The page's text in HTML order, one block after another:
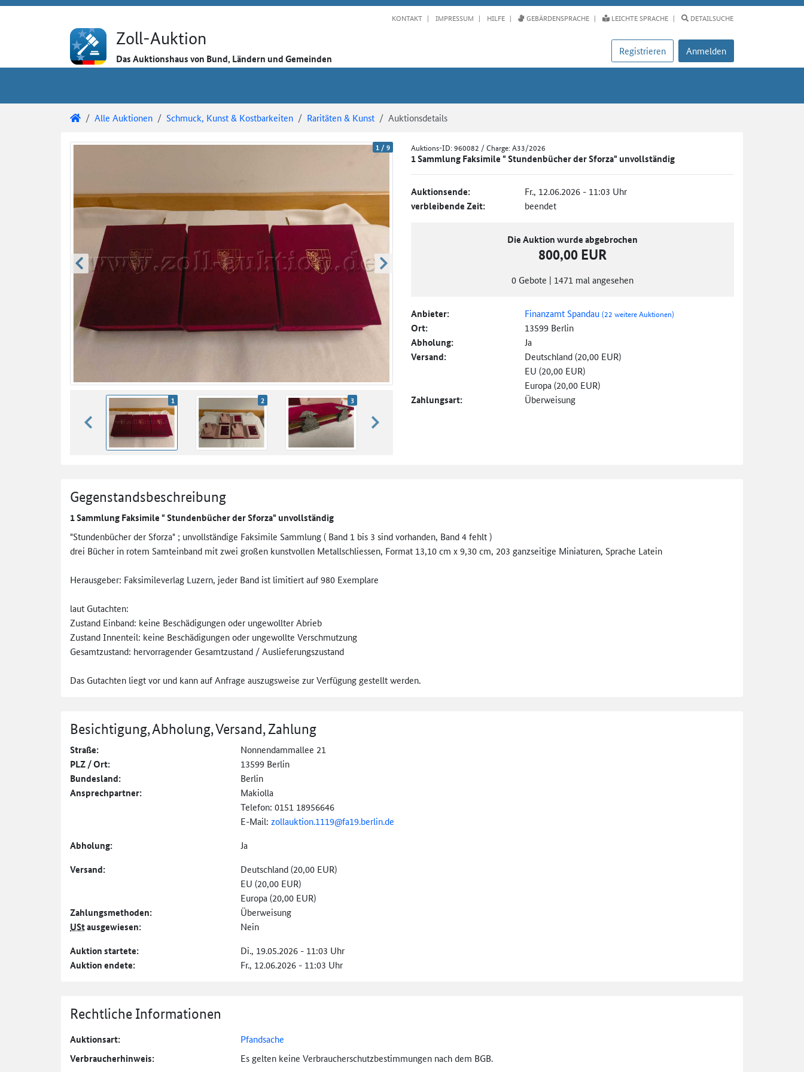
KONTAKT IMPRESSUM HILFE GEBÄRDENSPRACHE LEICHTE SPRACHE DETAILSUCHE
Zoll-Auktion
Das Auktionshaus von Bund, Ländern und Gemeinden
Registrieren Anmelden
Zoll-Auktion
Alle Auktionen Schmuck, Kunst & Kostbarkeiten Raritäten & Kunst Auktionsdetails
Auktionsdetails
Auktionsüberblick 1 /9
zurück blättern weiter blättern
zurück blättern
1 2 3
weiter blättern
Auktions-ID:960082 / Charge: A33/2026
1 Sammlung Faksimile " Stundenbücher der Sforza" unvollständig
Auktionsende: Fr., 12.06.2026 - 11:03 Uhr
verbleibende Zeit: beendet
Die Auktion wurde abgebrochen
800,00 EUR
0 Gebote | 1471 mal angesehen
Anbieter: Finanzamt Spandau (22 weitere Auktionen)
Ort: 13599 Berlin
Abholung: Ja
Versand:
Deutschland (20,00 EUR)
EU (20,00 EUR)
Europa (20,00 EUR)
Zahlungsart: Überweisung
Gegenstandsbeschreibung
1 Sammlung Faksimile " Stundenbücher der Sforza" unvollständig
"Stundenbücher der Sforza" ; unvollständige Faksimile Sammlung ( Band 1 bis 3 sind vorhanden, Band 4 fehlt )
drei Bücher in rotem Samteinband mit zwei großen kunstvollen Metallschliessen, Format 13,10 cm x 9,30 cm, 203 ganzseitige Miniaturen, Sprache Latein
Herausgeber: Faksimileverlag Luzern, jeder Band ist limitiert auf 980 Exemplare
laut Gutachten:
Zustand Einband: keine Beschädigungen oder ungewollter Abrieb
Zustand Innenteil: keine Beschädigungen oder ungewollte Verschmutzung
Gesamtzustand: hervorragender Gesamtzustand / Auslieferungszustand
Das Gutachten liegt vor und kann auf Anfrage auszugsweise zur Verfügung gestellt werden.
Besichtigung, Abholung, Versand, Zahlung
Straße: Nonnendammallee 21
PLZ / Ort: 13599 Berlin
Bundesland: Berlin
Ansprechpartner:
Makiolla
Telefon: 0151 18956646
E-Mail: zollauktion.1119@fa19.berlin.de
Abholung: Ja
Versand:
Deutschland (20,00 EUR)
EU (20,00 EUR)
Europa (20,00 EUR)
Zahlungs­methoden: Überweisung
UStausgewiesen: Nein
Auktion startete: Di., 19.05.2026 - 11:03 Uhr
Auktion endete: Fr., 12.06.2026 - 11:03 Uhr
Rechtliche Informationen
Auktionsart: Pfandsache
Verbraucher­hinweis: Es gelten keine Verbraucher­schutz­bestimmungen nach dem BGB.